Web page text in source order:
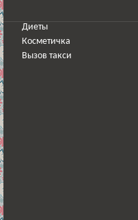
Диеты
Косметичка
Вызов такси